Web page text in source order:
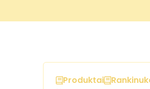
Produktai